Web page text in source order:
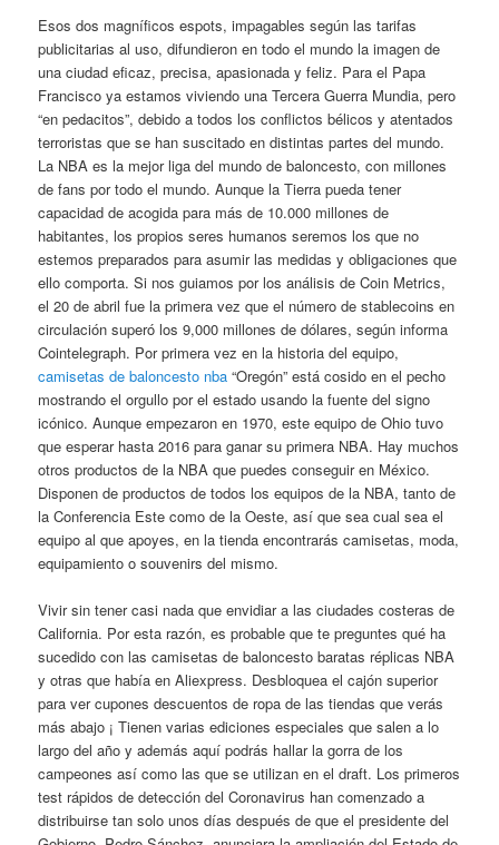
Esos dos magníficos espots, impagables según las tarifas
publicitarias al uso, difundieron en todo el mundo la imagen de
una ciudad eficaz, precisa, apasionada y feliz. Para el Papa
Francisco ya estamos viviendo una Tercera Guerra Mundia, pero
“en pedacitos”, debido a todos los conflictos bélicos y atentados
terroristas que se han suscitado en distintas partes del mundo.
La NBA es la mejor liga del mundo de baloncesto, con millones
de fans por todo el mundo. Aunque la Tierra pueda tener
capacidad de acogida para más de 10.000 millones de
habitantes, los propios seres humanos seremos los que no
estemos preparados para asumir las medidas y obligaciones que
ello comporta. Si nos guiamos por los análisis de Coin Metrics,
el 20 de abril fue la primera vez que el número de stablecoins en
circulación superó los 9,000 millones de dólares, según informa
Cointelegraph. Por primera vez en la historia del equipo,
camisetas de baloncesto nba “Oregón” está cosido en el pecho
mostrando el orgullo por el estado usando la fuente del signo
icónico. Aunque empezaron en 1970, este equipo de Ohio tuvo
que esperar hasta 2016 para ganar su primera NBA. Hay muchos
otros productos de la NBA que puedes conseguir en México.
Disponen de productos de todos los equipos de la NBA, tanto de
la Conferencia Este como de la Oeste, así que sea cual sea el
equipo al que apoyes, en la tienda encontrarás camisetas, moda,
equipamiento o souvenirs del mismo.
Vivir sin tener casi nada que envidiar a las ciudades costeras de
California. Por esta razón, es probable que te preguntes qué ha
sucedido con las camisetas de baloncesto baratas réplicas NBA
y otras que había en Aliexpress. Desbloquea el cajón superior
para ver cupones descuentos de ropa de las tiendas que verás
más abajo ¡ Tienen varias ediciones especiales que salen a lo
largo del año y además aquí podrás hallar la gorra de los
campeones así como las que se utilizan en el draft. Los primeros
test rápidos de detección del Coronavirus han comenzado a
distribuirse tan solo unos días después de que el presidente del